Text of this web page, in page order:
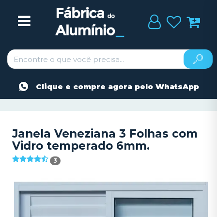
Clique e compre agora pelo WhatsApp
Janela Veneziana 3 Folhas com
Vidro temperado 6mm.
3